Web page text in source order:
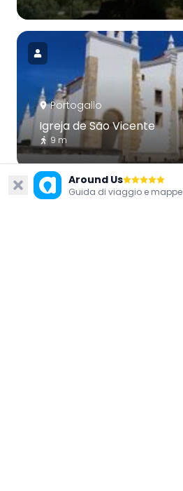
Portogallo
Igreja de São Vicente
9 m
Around Us
Guida di viaggio e mappe